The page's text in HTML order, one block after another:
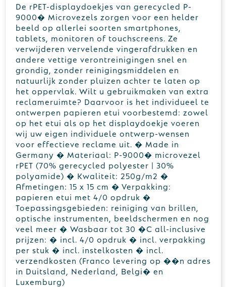
De rPET-displaydoekjes van gerecycled P-
9000� Microvezels zorgen voor een helder
beeld op allerlei soorten smartphones,
tablets, monitoren of touchscreens. Ze
verwijderen vervelende vingerafdrukken en
andere vettige verontreinigingen snel en
grondig, zonder reinigingsmiddelen en
natuurlijk zonder pluizen achter te laten op
het oppervlak. Wilt u gebruikmaken van extra
reclameruimte? Daarvoor is het individueel te
ontwerpen papieren etui voorbestemd: zowel
op het etui als op het displaydoekje voeren
wij uw eigen individuele ontwerp-wensen
voor effectieve reclame uit. � Made in
Germany � Materiaal: P-9000� microvezel
rPET (70% gerecycled polyester | 30%
polyamide) � Kwaliteit: 250g/m2 �
Afmetingen: 15 x 15 cm � Verpakking:
papieren etui met 4/0 opdruk �
Toepassingsgebieden: reiniging van brillen,
optische instrumenten, beeldschermen en nog
veel meer � Wasbaar tot 30 �C all-inclusive
prijzen: � incl. 4/0 opdruk � incl. verpakking
per stuk � incl. instelkosten � incl.
verzendkosten (Franco levering op ��n adres
in Duitsland, Nederland, Belgi� en
Luxemburg)